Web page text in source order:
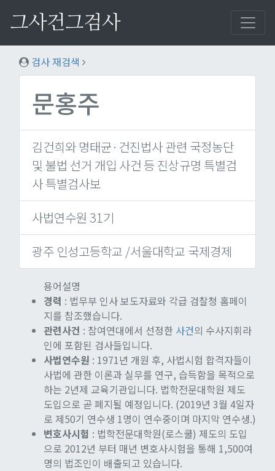
그사건그검사
검사 재검색
문홍주
김건희와 명태균·건진법사 관련 국정농단
및 불법 선거 개입 사건 등 진상규명 특별검
사 특별검사보
사법연수원 31기
광주 인성고등학교 /서울대학교 국제경제
용어설명
경력 : 법무부 인사 보도자료와 각급 검찰청 홈페이
지를 참조했습니다.
관련사건 : 참여연대에서 선정한 사건의 수사지휘라
인에 포함된 검사들입니다.
사법연수원 : 1971년 개원 후, 사법시험 합격자들이
사법에 관한 이론과 실무를 연구, 습득함을 목적으로
하는 2년제 교육기관입니다. 법학전문대학원 제도
도입으로 곧 폐지될 예정입니다. (2019년 3월 4일자
로 제50기 연수생 1명이 연수중이며 마지막 연수생.)
변호사시험 : 법학전문대학원(로스쿨) 제도의 도입
으로 2012년 부터 매년 변호사시험을 통해 1,500여
명의 법조인이 배출되고 있습니다.